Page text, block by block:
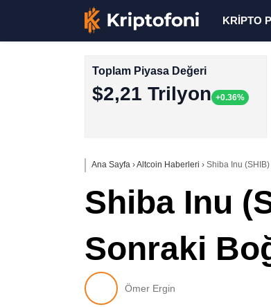
KRİPTO
Toplam Piyasa Değeri
$2,21 Trilyon +0.36%
Ana Sayfa ›Altcoin Haberleri › Shiba Inu
Shiba Inu
Sonraki
Ömer Ergin